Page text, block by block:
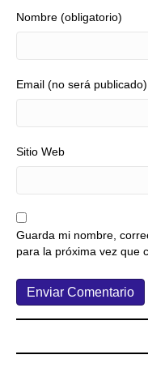
Nombre (obligatorio)
Email (no será
Sitio Web
Guarda mi nombre,
para la próxima vez que